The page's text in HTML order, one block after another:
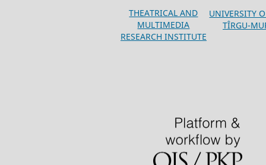
THEATRICAL AND
MULTIMEDIA
RESEARCH INSTITUTE
UNIVERSITY
TÎRGU-